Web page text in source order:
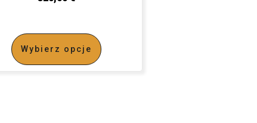
Wybierz opcje